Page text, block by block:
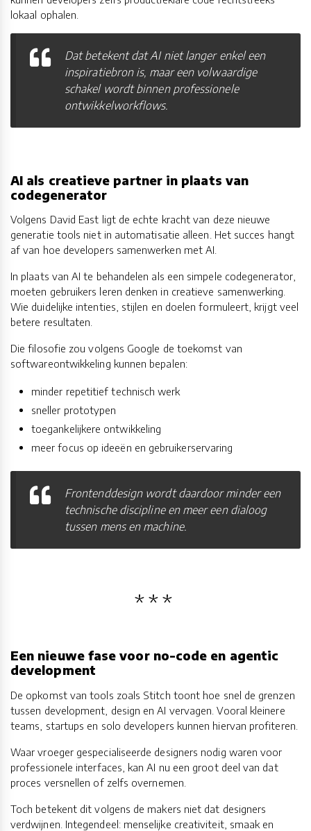
lokaal ophalen.
Dat betekent dat AI niet langer enkel een
inspiratiebron is, maar een volwaardige
schakel wordt binnen professionele
ontwikkelworkflows.
AI als creatieve partner in plaats van
codegenerator
Volgens David East ligt de echte kracht van deze nieuwe
generatie tools niet in automatisatie alleen. Het succes hangt
af van hoe developers samenwerken met AI.
In plaats van AI te behandelen als een simpele codegenerator,
moeten gebruikers leren denken in creatieve samenwerking.
Wie duidelijke intenties, stijlen en doelen formuleert, krijgt veel
betere resultaten.
Die filosofie zou volgens Google de toekomst van
softwareontwikkeling kunnen bepalen:
minder repetitief technisch werk
sneller prototypen
toegankelijkere ontwikkeling
meer focus op ideeën en gebruikerservaring
Frontenddesign wordt daardoor minder een
technische discipline en meer een dialoog
tussen mens en machine.
Een nieuwe fase voor no-code en agentic
development
De opkomst van tools zoals Stitch toont hoe snel de grenzen
tussen development, design en AI vervagen. Vooral kleinere
teams, startups en solo developers kunnen hiervan profiteren.
Waar vroeger gespecialiseerde designers nodig waren voor
professionele interfaces, kan AI nu een groot deel van dat
proces versnellen of zelfs overnemen.
Toch betekent dit volgens de makers niet dat designers
verdwijnen. Integendeel: menselijke creativiteit, smaak en